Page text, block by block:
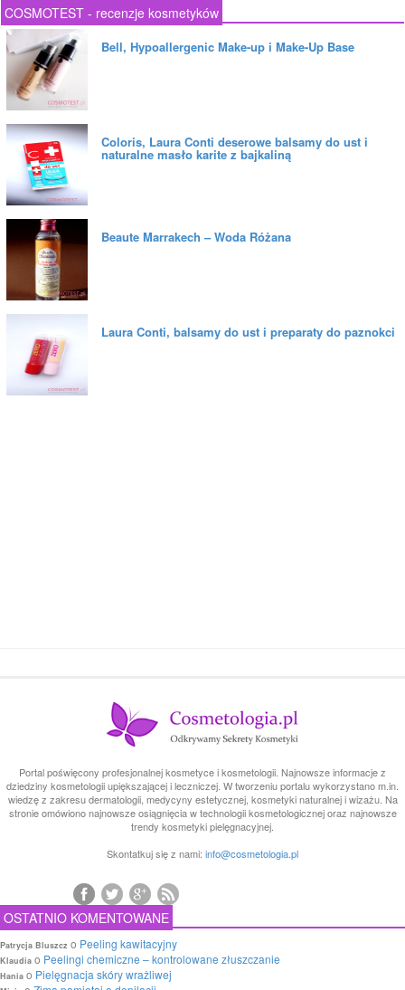
COSMOTEST - recenzje kosmetyków
Bell, Hypoallergenic Make-up i Make-Up Base
Coloris, Laura Conti deserowe balsamy do ust i
naturalne masło karite z bajkaliną
Beaute Marrakech – Woda Różana
Laura Conti, balsamy do ust i preparaty do paznokci
Portal poświęcony profesjonalnej kosmetyce i kosmetologii. Najnowsze informacje z
dziedziny kosmetologii upiększającej i leczniczej. W tworzeniu portalu wykorzystano m.in.
wiedzę z zakresu dermatologii, medycyny estetycznej, kosmetyki naturalnej i wizażu. Na
stronie omówiono najnowsze osiągnięcia w technologii kosmetologicznej oraz najnowsze
trendy kosmetyki pielęgnacyjnej.
Skontatkuj się z nami: info@cosmetologia.pl
OSTATNIO KOMENTOWANE
Patrycja Bluszcz o Peeling kawitacyjny
Klaudia o Peelingi chemiczne – kontrolowane złuszczanie
Hania o Pielęgnacja skóry wrażliwej